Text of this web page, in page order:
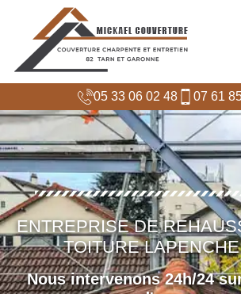
05 33 06 02 48 07 61
ENTREPRISE DE
TOITURE
Nous intervenons 24h/24